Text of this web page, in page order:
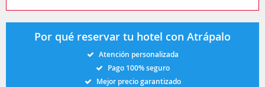
Por qué reservar tu hotel con Atrápalo
Atención personalizada
Pago 100% seguro
Mejor precio garantizado